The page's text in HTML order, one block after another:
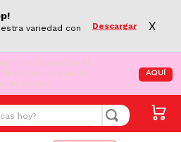
variedad con
Descargar X
Prime! Aprovecha el
en tus compras de
S/79.90
AQUÍ
hoy?